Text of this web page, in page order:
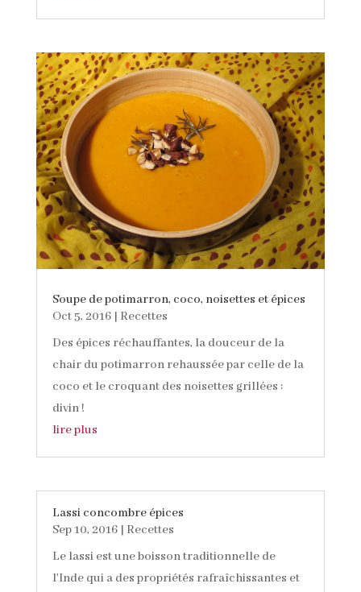
Soupe de potimarron, coco, noisettes et épices
Oct 5, 2016| Recettes
Des épices réchauffantes, la douceur de la
chair du potimarron rehaussée par celle de la
coco et le croquant des noisettes grillées :
divin !
lire plus
Lassi concombre épices
Sep 10, 2016| Recettes
Le lassi est une boisson traditionnelle de
l'Inde qui a des propriétés rafraîchissantes et